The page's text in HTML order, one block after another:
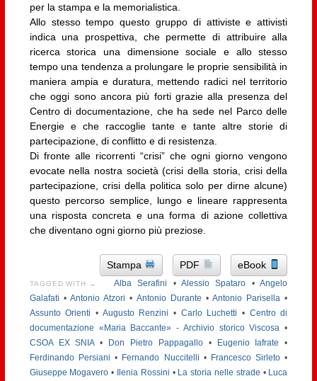
per la stampa e la memorialistica.
Allo stesso tempo questo gruppo di attiviste e attivisti
indica una prospettiva, che permette di attribuire alla
ricerca storica una dimensione sociale e allo stesso
tempo una tendenza a prolungare le proprie sensibilità in
maniera ampia e duratura, mettendo radici nel territorio
che oggi sono ancora più forti grazie alla presenza del
Centro di documentazione, che ha sede nel Parco delle
Energie e che raccoglie tante e tante altre storie di
partecipazione, di conflitto e di resistenza.
Di fronte alle ricorrenti “crisi” che ogni giorno vengono
evocate nella nostra società (crisi della storia, crisi della
partecipazione, crisi della politica solo per dirne alcune)
questo percorso semplice, lungo e lineare rappresenta
una risposta concreta e una forma di azione collettiva
che diventano ogni giorno più preziose.
Stampa PDF eBook
TAGGED WITH → Alba Serafini • Alessio Spataro •Angelo
Galafati •Antonio Atzori • Antonio Durante • Antonio Parisella •
Assunto Orienti • Augusto Renzini • Carlo Luchetti • Centro di
documentazione «Maria Baccante» - Archivio storico Viscosa •
CSOA EX SNIA• Don Pietro Pappagallo• Eugenio Iafrate
•
Ferdinando Persiani • Fernando Nuccitelli • Francesco Sirleto •
Giuseppe Mogavero • Ilenia Rossini • La storia nelle strade • Luca